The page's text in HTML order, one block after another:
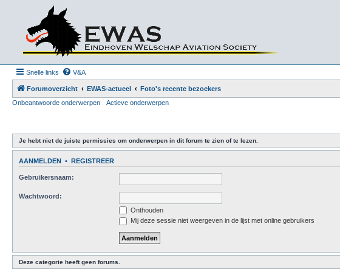
Snelle links V&A
Forumoverzicht EWAS-actueel
Foto's recente bezoekers
Onbeantwoorde onderwerpen
Actieve onderwerpen
Je hebt niet de juiste permissies om onderwerpen in dit forum te zien of te lezen.
AANMELDEN • REGISTREER
Gebruikersnaam:
Wachtwoord:
Onthouden
Mij deze sessie niet weergeven in de lijst met online gebruikers
Deze categorie heeft geen forums.